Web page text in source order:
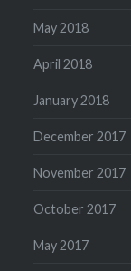
May 2018
April 2018
January 2018
December 2017
November 2017
October 2017
May 2017